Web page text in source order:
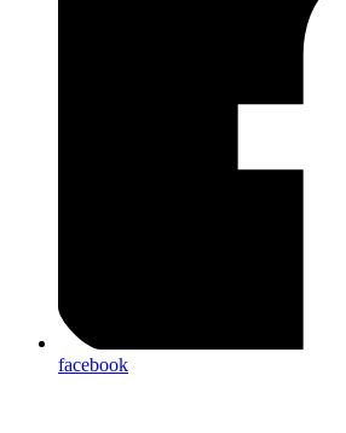
facebook